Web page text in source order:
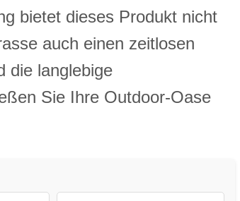
bietet dieses Produkt nicht
auch einen zeitlosen
die langlebige
Sie Ihre Outdoor-Oase